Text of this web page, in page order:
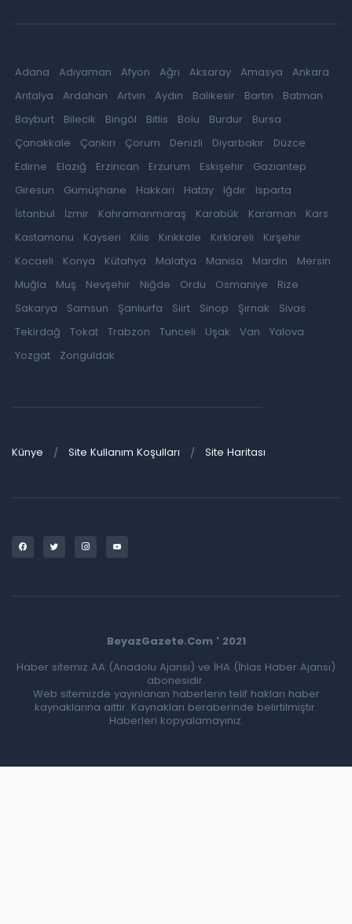
Adana Adıyaman Afyon Ağrı Aksaray Amasya
Ankara
Antalya
Ardahan Artvin Aydın Balıkesir Bartın
Batman
Bayburt
Bilecik Bingöl Bitlis Bolu Burdur
Bursa
Çanakkale
Çankırı Çorum Denizli Diyarbakır
Düzce
Edirne
Elazığ Erzincan Erzurum Eskişehir
Gaziantep
Giresun
Gümüşhane Hakkari Hatay Iğdır
Isparta
İstanbul
İzmir Kahramanmaraş Karabük Karaman
Kars
Kastamonu
Kayseri Kilis Kırıkkale Kırklareli
Kırşehir
Kocaeli
Konya Kütahya Malatya Manisa Mardin
Mersin
Muğla
Muş Nevşehir Niğde Ordu Osmaniye
Rize
Sakarya
Samsun Şanlıurfa Siirt Sinop Şırnak
Sivas
Tekirdağ
Tokat Trabzon Tunceli Uşak Van
Yalova
Yozgat
Zonguldak
Künye Site Kullanım Koşulları Site Haritası
BeyazGazete.Com ' 2021
Haber sitemiz AA (Anadolu Ajansı) ve İHA (İhlas Haber Ajansı)
abonesidir.
Web sitemizde yayınlanan haberlerin telif hakları haber
kaynaklarına aittir. Kaynakları beraberinde belirtilmiştir.
Haberleri kopyalamayınız.